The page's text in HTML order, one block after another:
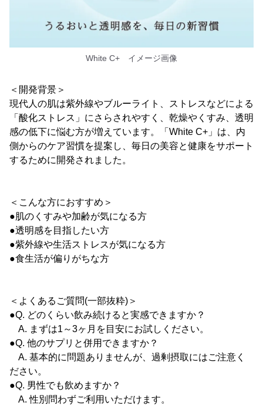
White C+ イメージ画像
＜開発背景＞
現代人の肌は紫外線やブルーライト、ストレスなどによる
「酸化ストレス」にさらされやすく、乾燥やくすみ、透明
感の低下に悩む方が増えています。「White C+」は、内
側からのケア習慣を提案し、毎日の美容と健康をサポート
するために開発されました。
＜こんな方におすすめ＞
●肌のくすみや加齢が気になる方
●透明感を目指したい方
●紫外線や生活ストレスが気になる方
●食生活が偏りがちな方
＜よくあるご質問(一部抜粋)＞
●Q. どのくらい飲み続けると実感できますか？
A. まずは1～3ヶ月を目安にお試しください。
●Q. 他のサプリと併用できますか？
A. 基本的に問題ありませんが、過剰摂取にはご注意く
ださい。
●Q. 男性でも飲めますか？
A. 性別問わずご利用いただけます。